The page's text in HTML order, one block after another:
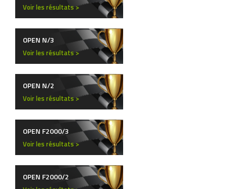
Voir les résultats >
OPEN N/3
Voir les résultats >
OPEN N/2
Voir les résultats >
OPEN F2000/3
Voir les résultats >
OPEN F2000/2